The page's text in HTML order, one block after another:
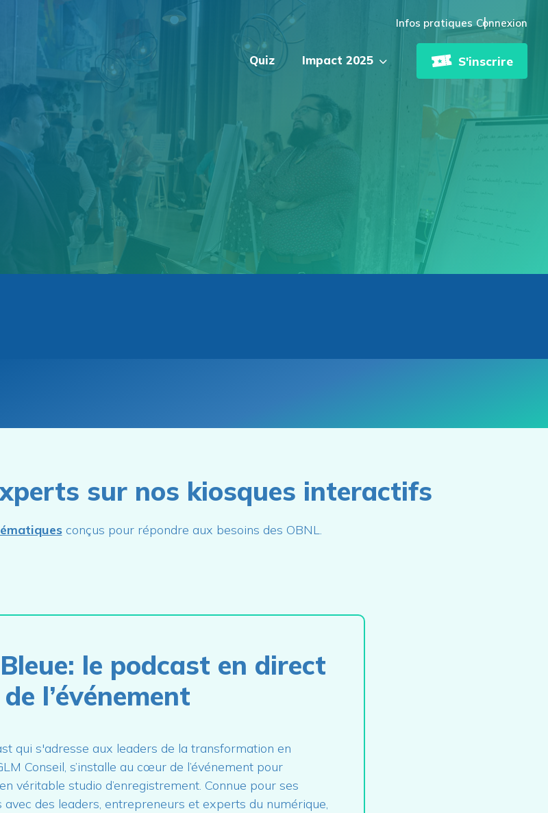
Infos pratiques Connexion
Quiz Impact 2025 S'inscrire
sur nos kiosques interactifs
conçus pour répondre aux besoins des OBNL.
le podcast en direct
de l’événement
qui s'adresse aux leaders de la transformation en
Conseil, s’installe au cœur de l’événement pour
véritable studio d’enregistrement. Connue pour ses
des leaders, entrepreneurs et experts du numérique,